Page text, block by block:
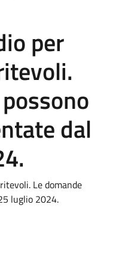
per
dal
Le domande
luglio 2024.